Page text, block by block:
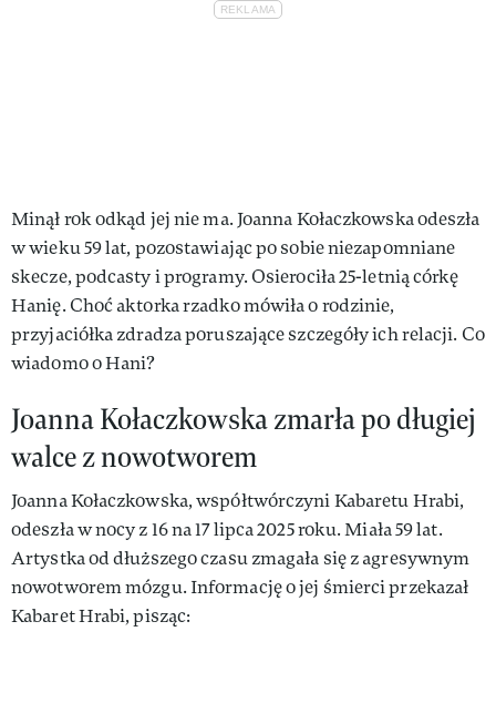
Minął rok odkąd jej nie ma. Joanna Kołaczkowska odeszła
w wieku 59 lat, pozostawiając po sobie niezapomniane
skecze, podcasty i programy. Osierociła 25-letnią córkę
Hanię. Choć aktorka rzadko mówiła o rodzinie,
przyjaciółka zdradza poruszające szczegóły ich relacji. Co
wiadomo o Hani?
Joanna Kołaczkowska zmarła po długiej
walce z nowotworem
Joanna Kołaczkowska, współtwórczyni Kabaretu Hrabi,
odeszła w nocy z 16 na 17 lipca 2025 roku. Miała 59 lat.
Artystka od dłuższego czasu zmagała się z agresywnym
nowotworem mózgu. Informację o jej śmierci przekazał
Kabaret Hrabi, pisząc: